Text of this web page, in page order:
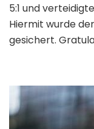
5:1 und
Hiermit wurde
gesichert.